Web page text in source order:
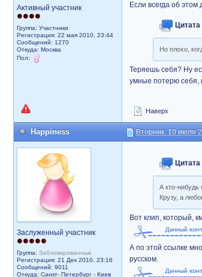
Активный участник
Группа: Участники
Регистрация: 22 мая 2010, 23:44
Сообщений: 1270
Откуда: Москва
Пол:
Если всегда об
Цитата
Но плохо,
Теряешь себя? Ну
умные потерю себя,
Наверх
Happiness Вторник, 10 июля
Заслуженный участник
Группа: Заблокированные
Регистрация: 21 Дек 2010, 23:16
Сообщений: 9011
Откуда: Санкт- Петербург - Киев
Цитата
А кто-
Крузу, а
Вот клип, который,
А по этой ссылке
русском.